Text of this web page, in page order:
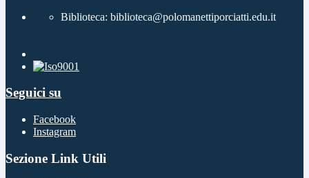
Biblioteca: biblioteca@polomanettiporciatti.edu.it
Seguici su
Facebook
Instagram
Sezione Link Utili